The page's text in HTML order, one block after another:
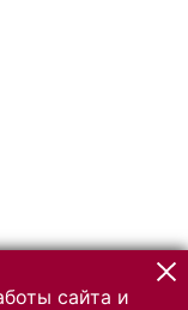
сайта и